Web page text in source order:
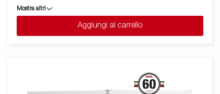
mostrare attrezzature opzionali.
Mostra altri
Aggiungi al carrello